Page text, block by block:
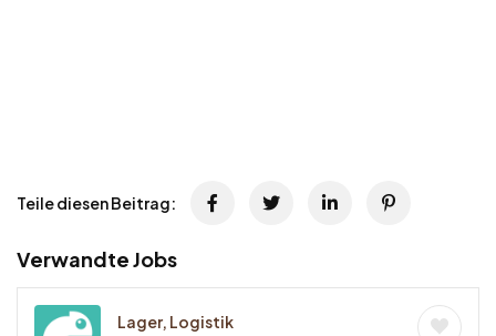
Teile diesen Beitrag:
Verwandte Jobs
Lager, Logistik